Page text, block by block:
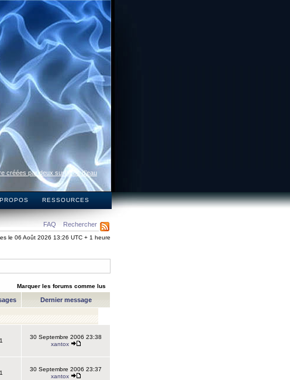
créées par deux surfaces d’eau
RESSOURCES
FAQ Rechercher
le 06 Août 2026 13:26 UTC + 1 heure
Marquer les forums comme lus
Dernier message
1
30 Septembre 2006 23:38
xantox
1
30 Septembre 2006 23:37
xantox